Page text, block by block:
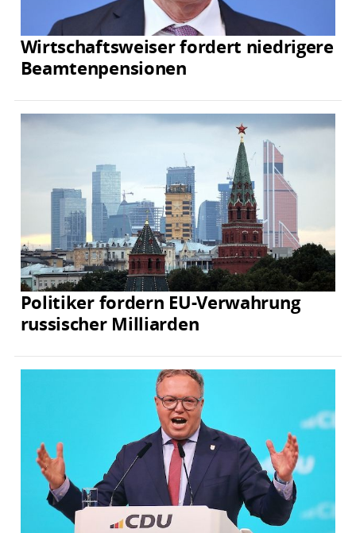
Wirtschaftsweiser fordert niedrigere
Beamtenpensionen
Politiker fordern EU-Verwahrung
russischer Milliarden